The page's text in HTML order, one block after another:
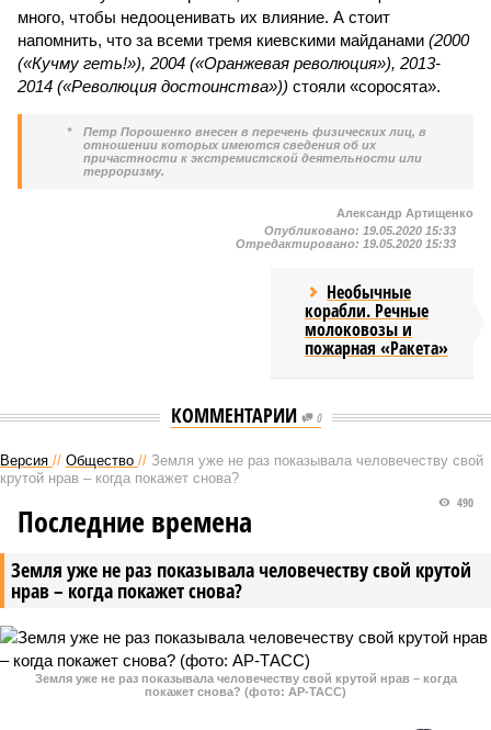
много, чтобы недооценивать их влияние. А стоит
напомнить, что за всеми тремя киевскими майданами (2000
(«Кучму геть!»), 2004 («Оранжевая революция»), 2013-
2014 («Революция достоинства»)) стояли «соросята».
*
Петр Порошенко внесен в перечень физических лиц, в
отношении которых имеются сведения об их
причастности к экстремистской деятельности или
терроризму.
Александр Артищенко
Опубликовано: 19.05.2020 15:33
Отредактировано: 19.05.2020 15:33
Необычные
корабли. Речные
молоковозы и
пожарная «Ракета»
КОММЕНТАРИИ 0
Версия // Общество // Земля уже не раз показывала человечеству свой
крутой нрав – когда покажет снова?
Земля уже не раз показывала человечеству свой крутой
нрав – когда покажет снова?
490
Последние времена
Земля уже не раз показывала человечеству свой крутой нрав – когда
покажет снова? (фото: АР-ТАСС)